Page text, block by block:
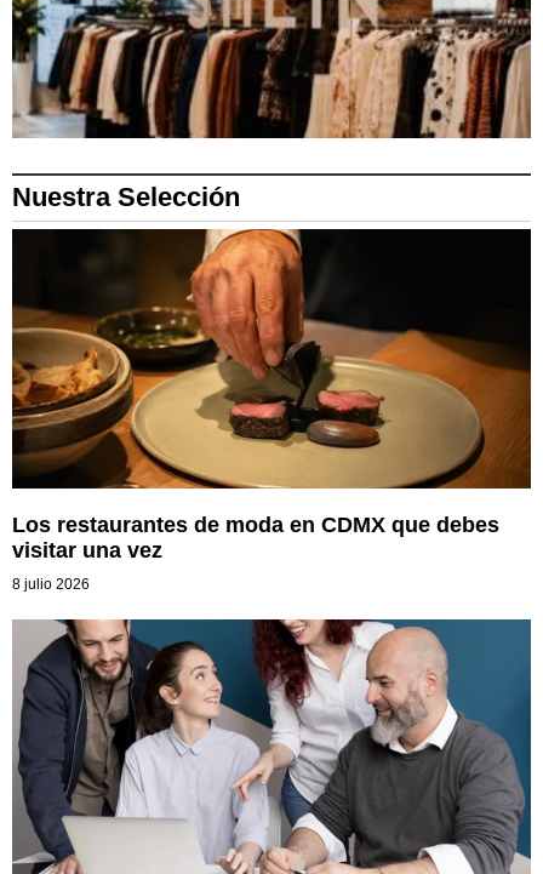
Nuestra Selección
Los restaurantes de moda en CDMX que debes
visitar una vez
8 julio 2026